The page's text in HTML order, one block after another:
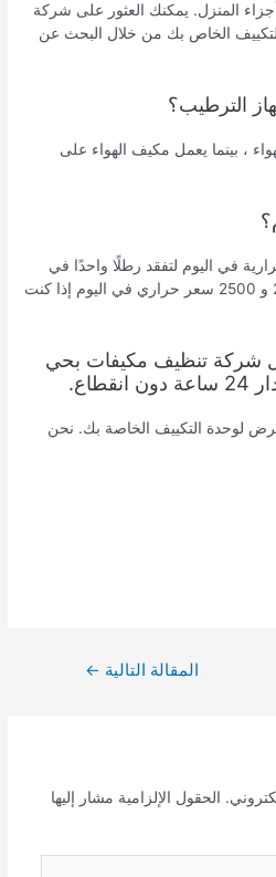
المنزل. يمكنك العثور على شركة
الخاص بك من خلال البحث عن
الترطيب؟
، بينما يعمل مكيف الهواء على
3500 سعرة حرارية في اليوم لتفقد رطلًا واحدًا في
اليوم ، وتحتاج إلى ما بين 2000 و 2500 سعر حراري في اليوم إذا كنت
شركة تنظيف مكيفات بحي
لوحدة التكييف الخاصة بك. نحن
المقالة التالية ←
الحقول الإلزامية مشار إليها